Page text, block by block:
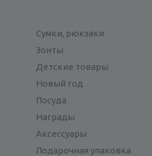
Сумки, рюкзаки
Зонты
Детские товары
Новый год
Посуда
Награды
Аксессуары
Подарочная упаковка